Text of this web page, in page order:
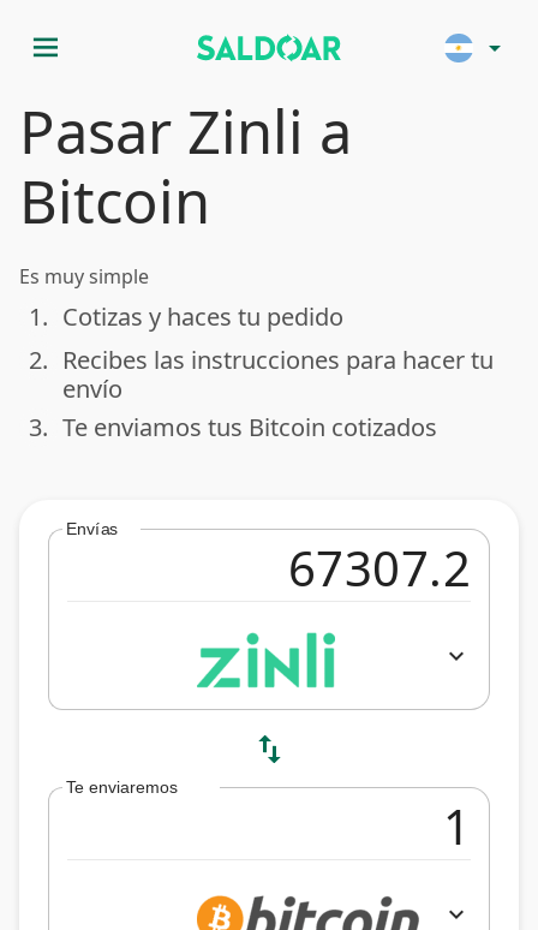
menu arrow_drop_down
Pasar Zinli a
Bitcoin
Es muy simple
done
1. Cotizas y haces tu pedido
done
2. Recibes las instrucciones para hacer tu
envío
done
3. Te enviamos tus Bitcoin cotizados
Envías
expand_more
swap_vert
Te enviaremos
expand_more